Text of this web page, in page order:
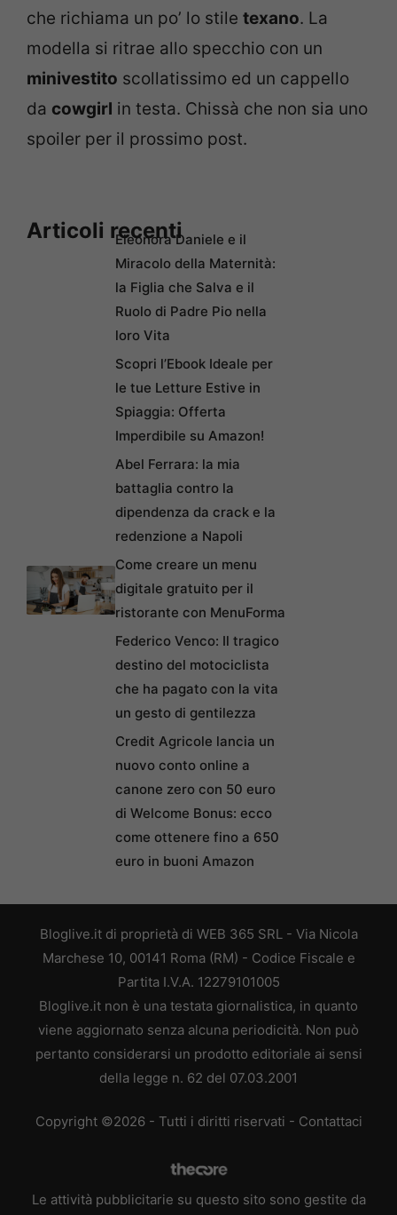
che richiama un po’ lo stile texano. La
modella si ritrae allo specchio con un
minivestito scollatissimo ed un cappello
da cowgirl in testa. Chissà che non sia uno
spoiler per il prossimo post.
Articoli recentiEleonora Daniele e il
Miracolo della Maternità:
la Figlia che Salva e il
Ruolo di Padre Pio nella
loro Vita
Scopri l’Ebook Ideale per
le tue Letture Estive in
Spiaggia: Offerta
Imperdibile su Amazon!
Abel Ferrara: la mia
battaglia contro la
dipendenza da crack e la
redenzione a Napoli
Come creare un menu
digitale gratuito per il
ristorante con MenuForma
Federico Venco: Il tragico
destino del motociclista
che ha pagato con la vita
un gesto di gentilezza
Credit Agricole lancia un
nuovo conto online a
canone zero con 50 euro
di Welcome Bonus: ecco
come ottenere fino a 650
euro in buoni Amazon
Bloglive.it di proprietà di WEB 365 SRL - Via Nicola
Marchese 10, 00141 Roma (RM) - Codice Fiscale e
Partita I.V.A. 12279101005
Bloglive.it non è una testata giornalistica, in quanto
viene aggiornato senza alcuna periodicità. Non può
pertanto considerarsi un prodotto editoriale ai sensi
della legge n. 62 del 07.03.2001
Copyright ©2026 - Tutti i diritti riservati - Contattaci
Le attività pubblicitarie su questo sito sono gestite da